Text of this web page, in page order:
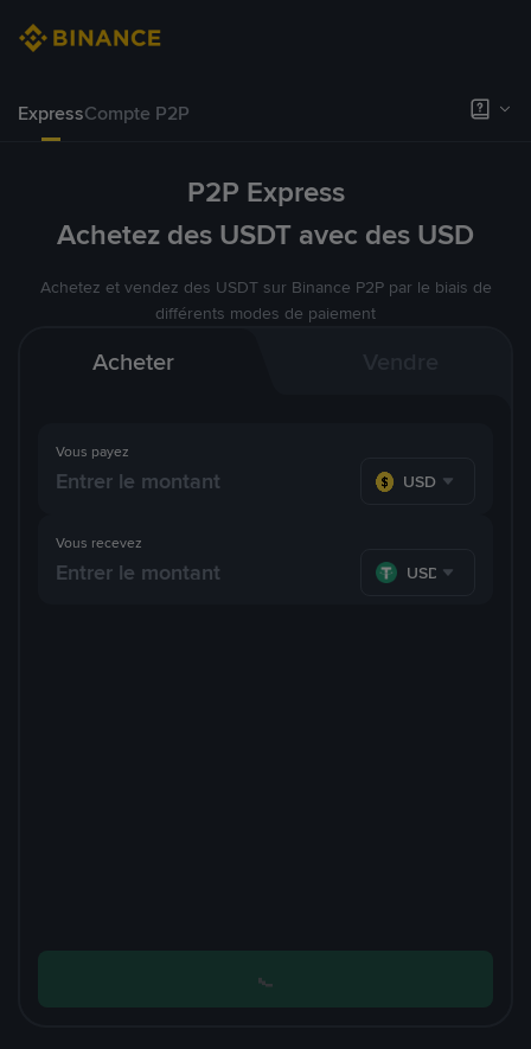
ExpressCompte P2P
P2P Express
Achetez des USDT avec des USD
Achetez et vendez des USDT sur Binance P2P par le biais de
différents modes de paiement
Acheter
Vous payez
USD
Vous recevez
USDT